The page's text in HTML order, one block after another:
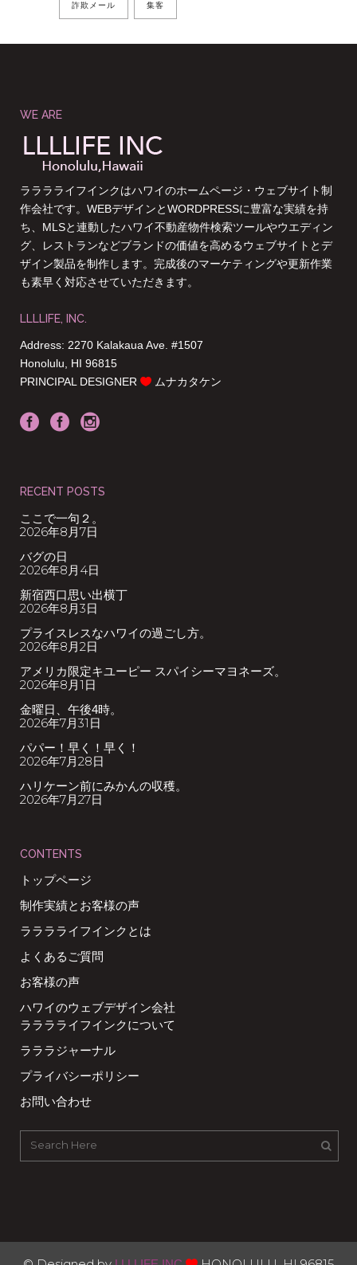
詐欺メール 集客
WE ARE
ラララライフインクはハワイのホームページ・ウェブサイト制
作会社です。WEBデザインとWORDPRESSに豊富な実績を持
ち、MLSと連動したハワイ不動産物件検索ツールやウエディン
グ、レストランなどブランドの価値を高めるウェブサイトとデ
ザイン製品を制作します。完成後のマーケティングや更新作業
も素早く対応させていただきます。
LLLLIFE, INC.
Address: 2270 Kalakaua Ave. #1507
Honolulu, HI 96815
PRINCIPAL DESIGNER
ムナカタケン
RECENT POSTS
ここで一句２。
2026年8月7日
バグの日
2026年8月4日
新宿西口思い出横丁
2026年8月3日
プライスレスなハワイの過ごし方。
2026年8月2日
アメリカ限定キユーピー スパイシーマヨネーズ。
2026年8月1日
金曜日、午後4時。
2026年7月31日
パパー！早く！早く！
2026年7月28日
ハリケーン前にみかんの収穫。
2026年7月27日
CONTENTS
トップページ
制作実績とお客様の声
ラララライフインクとは
よくあるご質問
お客様の声
ハワイのウェブデザイン会社
ラララライフインクについて
ラララジャーナル
プライバシーポリシー
お問い合わせ